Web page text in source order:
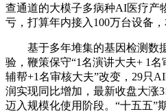
查通道的大模子多病种AI医疗产
亏，打算年内接入100万台设备，
基于多年堆集的基因检测数
验，鞭策保守“1名演讲大夫+ 1
辅帮+1名审核大夫”改变，29只
润实现同比增加，最新收盘大涨
迈入规模化使用阶段。“十五五”